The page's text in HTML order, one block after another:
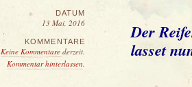
DATUM
13 Mai, 2016
KOMMENTARE
Keine Kommentare derzeit.
Kommentar hinterlassen.
Der
lasset